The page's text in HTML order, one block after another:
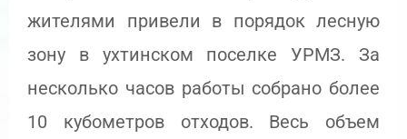
жителями привели в порядок лесную
зону в ухтинском поселке УРМЗ. За
несколько часов работы собрано более
10 кубометров отходов. Весь объем